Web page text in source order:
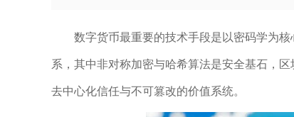
数字货币最重要的技术手段是以密码学为
系，其中非对称加密与哈希算法是安全基石，
去中心化信任与不可篡改的价值系统。